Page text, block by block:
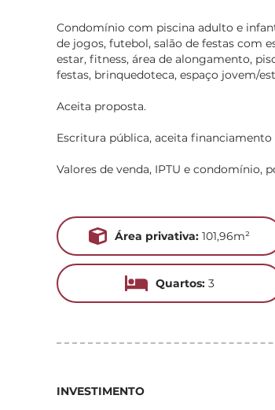
Condomínio com piscina adulto e
de jogos, futebol, salão de festas com
estar, fitness, área de alongamento,
festas, brinquedoteca, espaço jovem/
Aceita proposta.
Escritura pública, aceita financiamento
Valores de venda, IPTU e condomínio,
Área privativa: 101,96m²
Quartos:3
INVESTIMENTO